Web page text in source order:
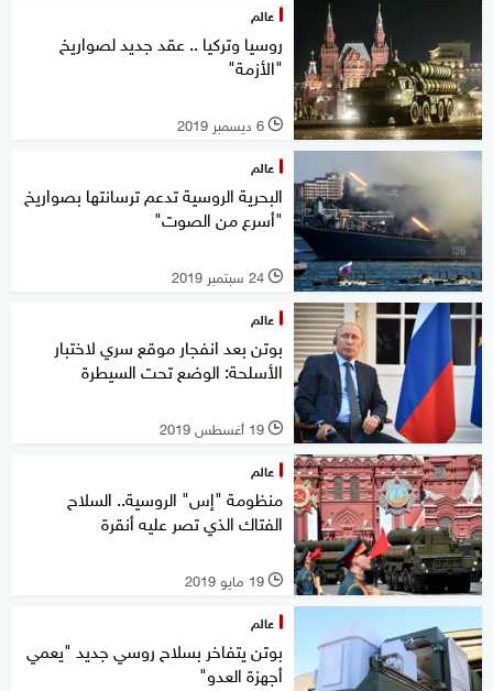
عالم
روسيا وتركيا .. عقد جديد لصواريخ
"الأزمة"
l 6 ديسمبر 2019
عالم
البحرية الروسية تدعم ترسانتها بصواريخ
"أسرع من الصوت"
l 24 سبتمبر 2019
عالم
بوتن بعد انفجار موقع سري لاختبار
الأسلحة: الوضع تحت السيطرة
l 19 أغسطس 2019
عالم
منظومة "إس" الروسية.. السلاح
الفتاك الذي تصر عليه أنقرة
l 19 مايو 2019
عالم
بوتن يتفاخر بسلاح روسي جديد "يعمي
أجهزة العدو"